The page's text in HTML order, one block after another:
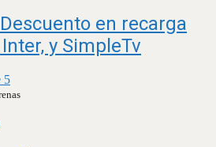
en recarga
y SimpleTv
5